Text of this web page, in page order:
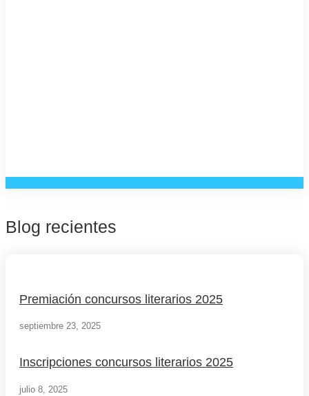
Blog recientes
Premiación concursos literarios 2025
septiembre 23, 2025
Inscripciones concursos literarios 2025
julio 8, 2025